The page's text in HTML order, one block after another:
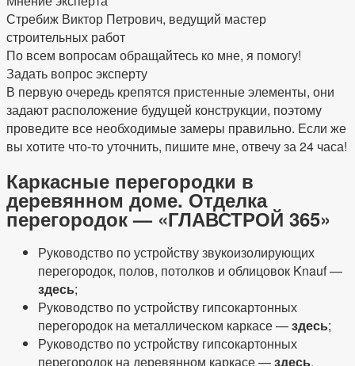
Стребиж Виктор Петрович, ведущий мастер
строительных работ
По всем вопросам обращайтесь ко мне, я помогу!
Задать вопрос эксперту
В первую очередь крепятся пристенные элементы, они
задают расположение будущей конструкции, поэтому
проведите все необходимые замеры правильно. Если же
вы хотите что-то уточнить, пишите мне, отвечу за 24 часа!
Каркасные перегородки в
деревянном доме. Отделка
перегородок — «ГЛАВСТРОЙ 365»
Руководство по устройству звукоизолирующих
перегородок, полов, потолков и облицовок Knauf —
здесь;
Руководство по устройству гипсокартонных
перегородок на металлическом каркасе —здесь;
Руководство по устройству гипсокартонных
перегородок на деревянном каркасе —здесь.